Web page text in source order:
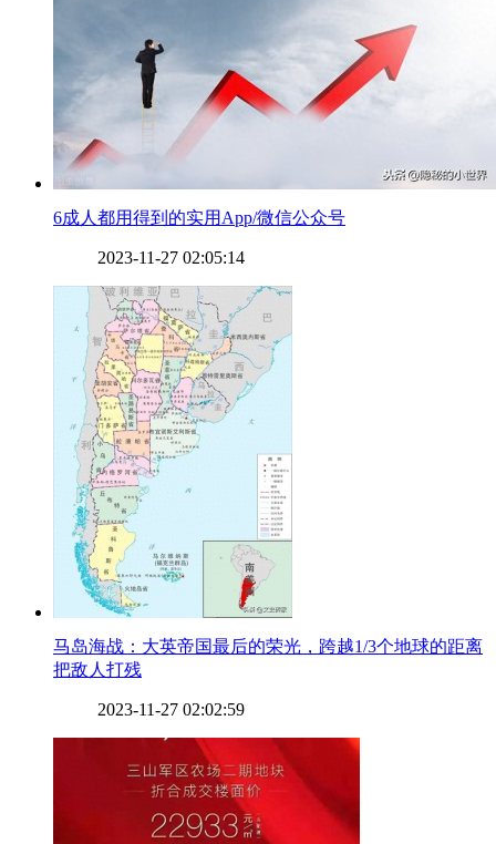
​6成人都用得到的实用App/微信公众号
2023-11-27 02:05:14
​马岛海战：大英帝国最后的荣光，跨越1/3个地球的距离
把敌人打残
2023-11-27 02:02:59